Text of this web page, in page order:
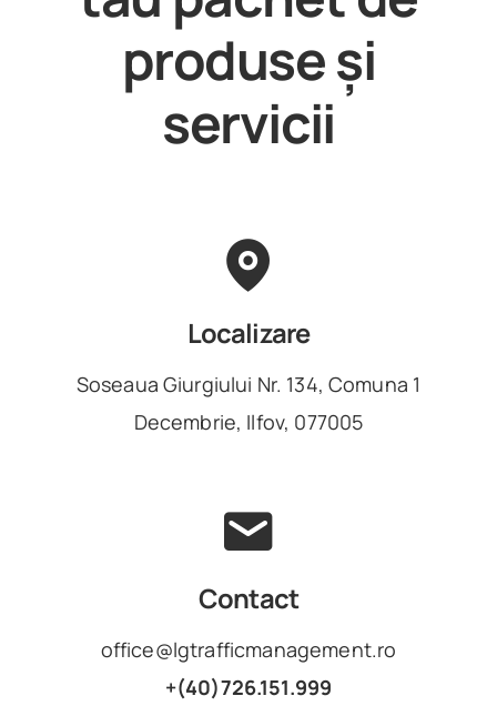
produse și
servicii
Localizare
Soseaua Giurgiului Nr. 134, Comuna 1
Decembrie, Ilfov, 077005
Contact
office@lgtrafficmanagement.ro
+(40)726.151.999